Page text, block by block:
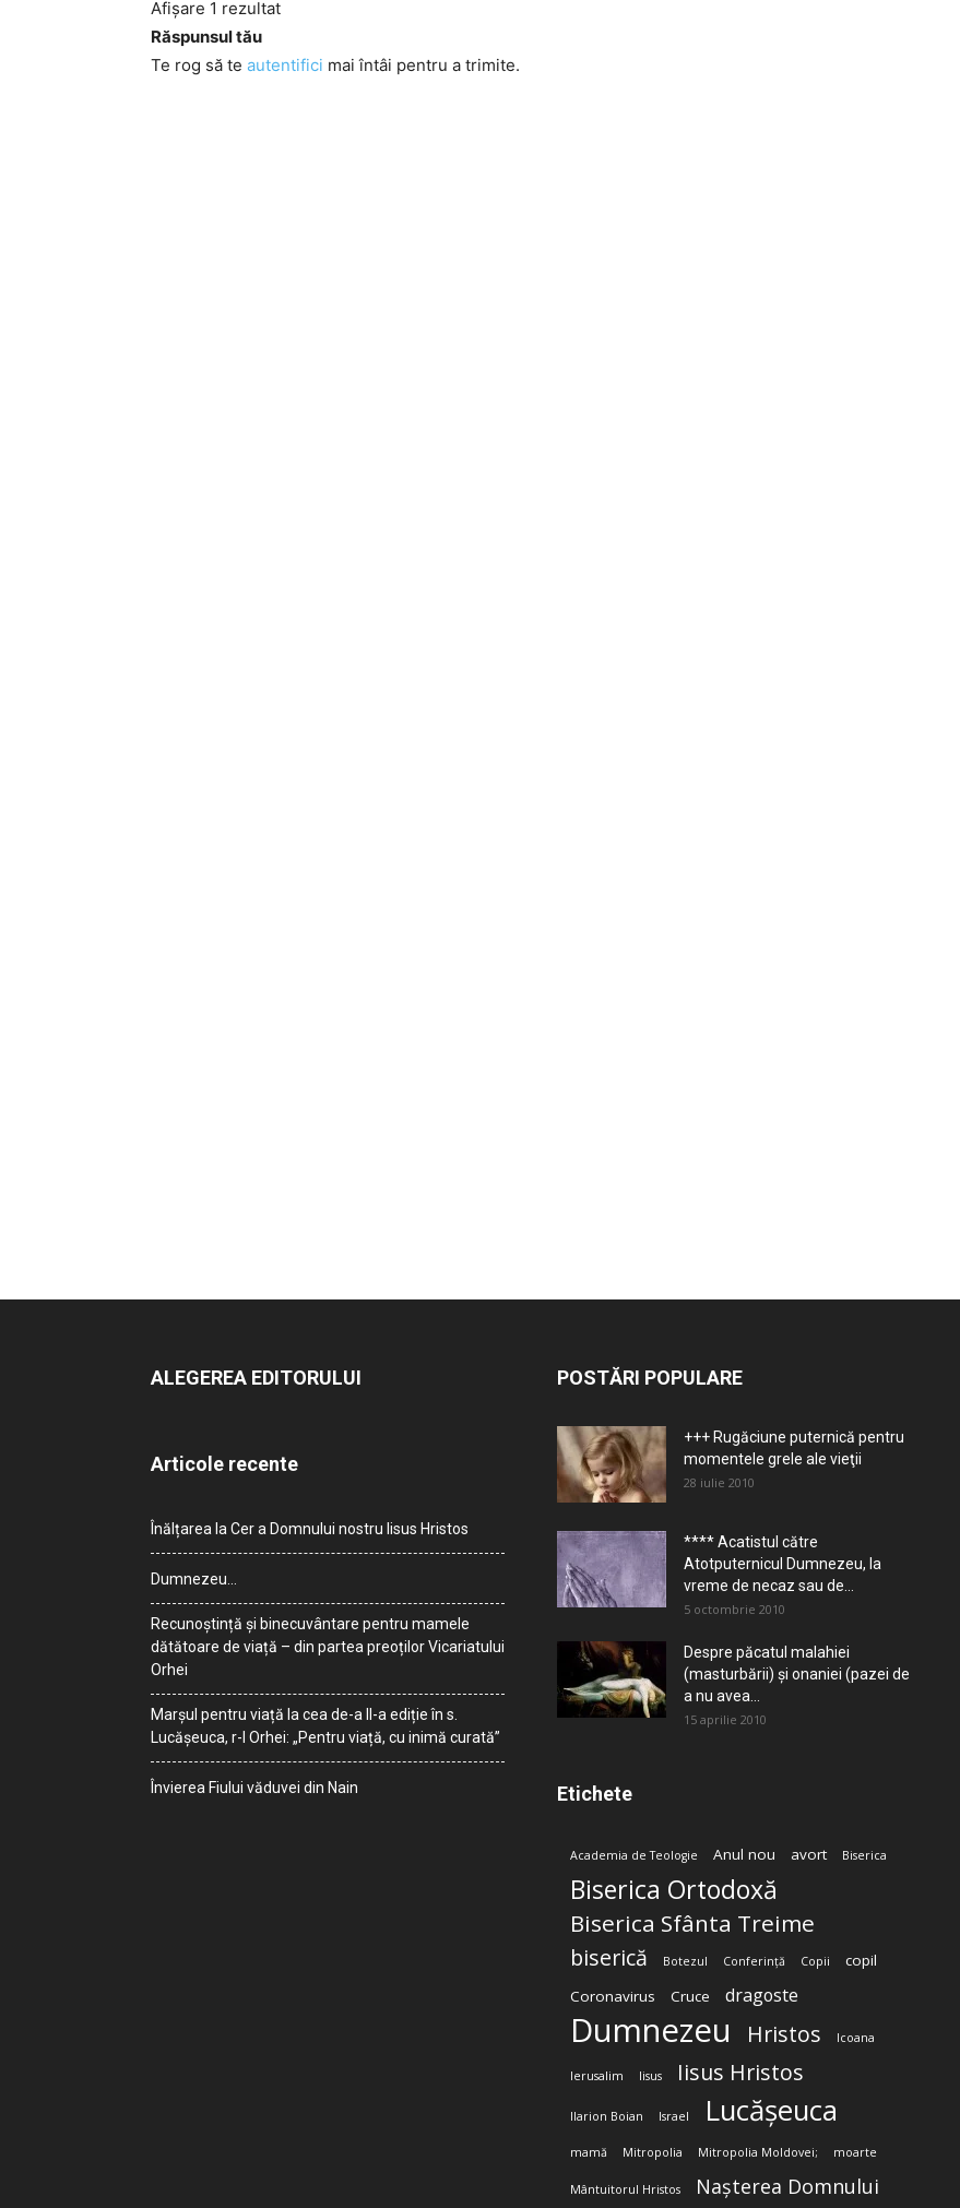
Afișare 1 rezultat
Răspunsul tău
Te rog să te autentifici mai întâi pentru a trimite.
ALEGEREA EDITORULUI
Articole recente
Înălțarea la Cer a Domnului nostru Iisus Hristos
Dumnezeu…
Recunoștință și binecuvântare pentru mamele
dătătoare de viață – din partea preoților Vicariatului
Orhei
Marșul pentru viață la cea de-a II-a ediție în s.
Lucășeuca, r-l Orhei: „Pentru viață, cu inimă curată”
Învierea Fiului văduvei din Nain
POSTĂRI POPULARE
+++ Rugăciune puternică pentru
momentele grele ale vieţii
28 iulie 2010
**** Acatistul către
Atotputernicul Dumnezeu, la
vreme de necaz sau de...
5 octombrie 2010
Despre păcatul malahiei
(masturbării) şi onaniei (pazei de
a nu avea...
15 aprilie 2010
Etichete
Academia de Teologie Anul nou avort Biserica
Biserica Ortodoxă
Biserica Sfânta Treime
biserică Botezul Conferință Copii
copil
Coronavirus
Cruce dragoste
Dumnezeu Hristos Icoana
Ierusalim Iisus Iisus Hristos
Ilarion Boian Israel Lucășeuca
mamă Mitropolia Mitropolia Moldovei; moarte
Mântuitorul Hristos Nașterea Domnului